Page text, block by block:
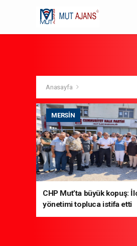
Anasayfa
MERSIN
CHP Mut’ta büyük kopuş:
yönetimi topluca istifa etti